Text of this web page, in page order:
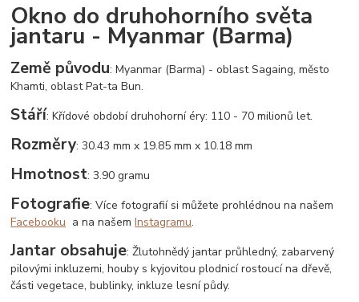
Okno do druhohorního světa
jantaru - Myanmar (Barma)
Země původu: Myanmar (Barma) - oblast Sagaing, město
Khamti, oblast Pat-ta Bun.
Stáří: Křídové období druhohorní éry: 110 - 70 milionů let.
Rozměry: 30.43 mm x 19.85 mm x 10.18 mm
Hmotnost: 3.90 gramu
Fotografie: Více fotografií si můžete prohlédnou na našem
Facebooku a na našemInstagramu.
Jantar obsahuje: Žlutohnědý jantar průhledný, zabarvený
pilovými inkluzemi, houby s kyjovitou plodnicí rostoucí na dřevě,
části vegetace, bublinky, inkluze lesní půdy.